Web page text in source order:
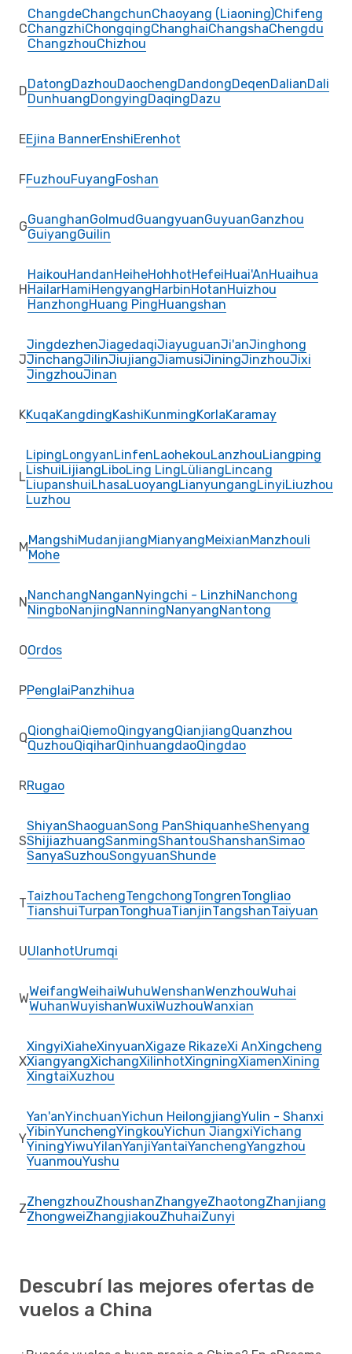
C
ChangdeChangchunChaoyang (Liaoning)Chifeng
ChangzhiChongqingChanghaiChangshaChengdu
ChangzhouChizhou
DDatongDazhouDaochengDandongDeqenDalianDali
DunhuangDongyingDaqingDazu
EEjina BannerEnshiErenhot
FFuzhouFuyangFoshan
GGuanghanGolmudGuangyuanGuyuanGanzhou
GuiyangGuilin
H
HaikouHandanHeiheHohhotHefeiHuai'AnHuaihua
HailarHamiHengyangHarbinHotanHuizhou
HanzhongHuang PingHuangshan
J
JingdezhenJiagedaqiJiayuguanJi'anJinghong
JinchangJilinJiujiangJiamusiJiningJinzhouJixi
JingzhouJinan
KKuqaKangdingKashiKunmingKorlaKaramay
L
LipingLongyanLinfenLaohekouLanzhouLiangping
LishuiLijiangLiboLing LingLüliangLincang
LiupanshuiLhasaLuoyangLianyungangLinyiLiuzhou
Luzhou
MMangshiMudanjiangMianyangMeixianManzhouli
Mohe
N NanchangNanganNyingchi - LinzhiNanchong
NingboNanjingNanningNanyangNantong
OOrdos
PPenglaiPanzhihua
QQionghaiQiemoQingyangQianjiangQuanzhou
QuzhouQiqiharQinhuangdaoQingdao
RRugao
S
ShiyanShaoguanSong PanShiquanheShenyang
ShijiazhuangSanmingShantouShanshanSimao
SanyaSuzhouSongyuanShunde
TTaizhouTachengTengchongTongrenTongliao
TianshuiTurpanTonghuaTianjinTangshanTaiyuan
UUlanhotUrumqi
WWeifangWeihaiWuhuWenshanWenzhouWuhai
WuhanWuyishanWuxiWuzhouWanxian
X
XingyiXiaheXinyuanXigaze RikazeXi AnXingcheng
XiangyangXichangXilinhotXingningXiamenXining
XingtaiXuzhou
Y
Yan'anYinchuanYichun HeilongjiangYulin - Shanxi
YibinYunchengYingkouYichun JiangxiYichang
YiningYiwuYilanYanjiYantaiYanchengYangzhou
YuanmouYushu
ZZhengzhouZhoushanZhangyeZhaotongZhanjiang
ZhongweiZhangjiakouZhuhaiZunyi
Descubrí las mejores ofertas de
vuelos a China